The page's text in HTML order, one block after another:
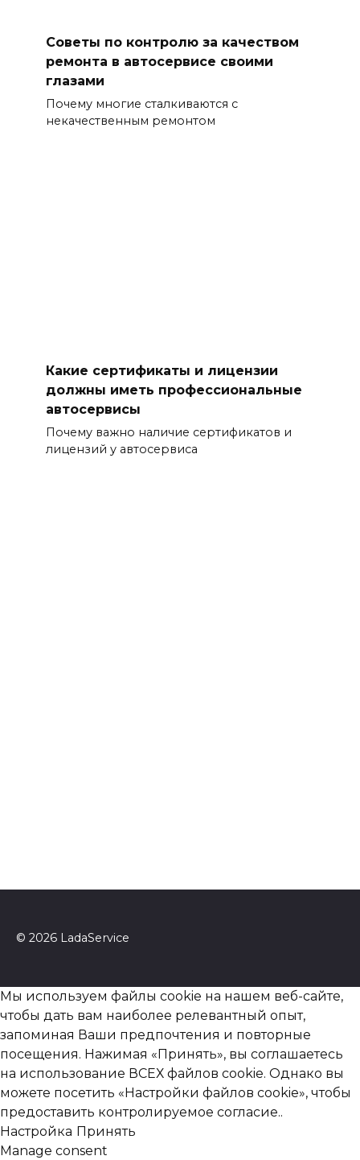
Советы по контролю за качеством
ремонта в автосервисе своими
глазами
Почему многие сталкиваются с
некачественным ремонтом
Какие сертификаты и лицензии
должны иметь профессиональные
автосервисы
Почему важно наличие сертификатов и
лицензий у автосервиса
© 2026 LadaService
Мы используем файлы cookie на нашем веб-сайте,
чтобы дать вам наиболее релевантный опыт,
запоминая Ваши предпочтения и повторные
посещения. Нажимая «Принять», вы соглашаетесь
на использование ВСЕХ файлов cookie. Однако вы
можете посетить «Настройки файлов cookie», чтобы
предоставить контролируемое согласие..
Настройка Принять
Manage consent